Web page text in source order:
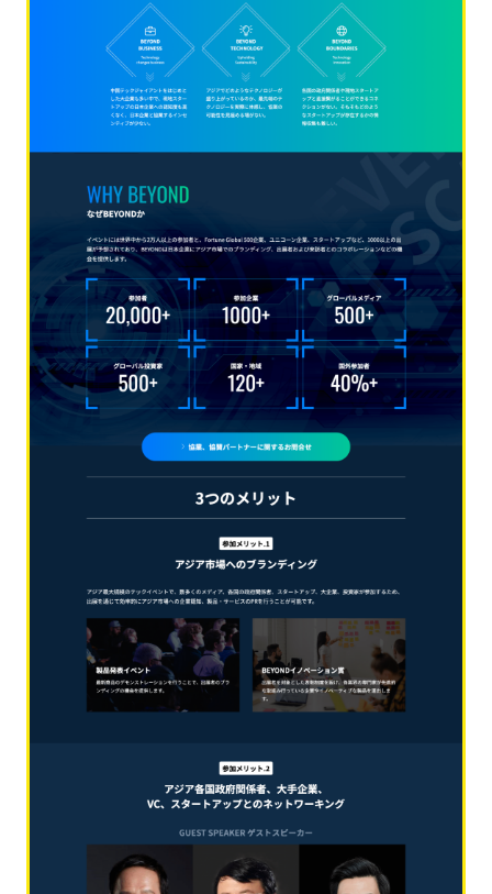
ホーム
卒業生の皆様
隠れ家
ライセンス
ブログ
FAQ
運営とメンター